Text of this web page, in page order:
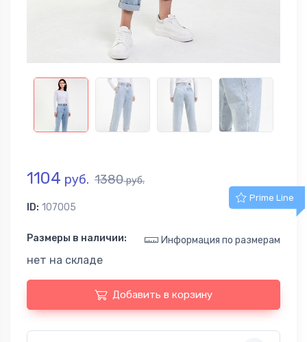
1104 руб. 1380руб.
Prime Line
ID: 107005
Размеры в наличии: Информация по размерам
нет на складе
Добавить в корзину